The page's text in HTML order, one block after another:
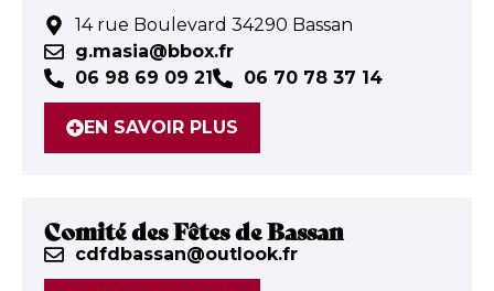
14 rue Boulevard 34290 Bassan
g.masia@bbox.fr
06 98 69 09 21
06 70 78 37 14
EN SAVOIR PLUS
Comité des Fêtes de Bassan
cdfdbassan@outlook.fr